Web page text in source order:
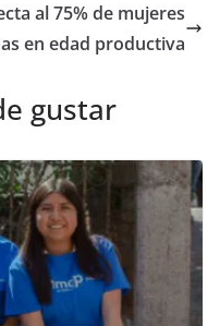
al 75% de mujeres
en edad productiva
gustar